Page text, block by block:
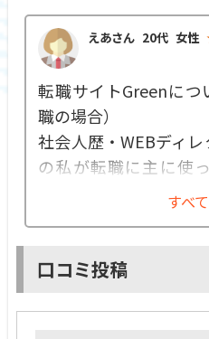
えあさん 20代 女性
転職サイトGreenにつ
職の場合）
社会人歴・WEBディ
の私が転職に主に使
転職業界でばんばん
かの業種の転職情報も
っているGreenの閲
すべ
口コミ投稿